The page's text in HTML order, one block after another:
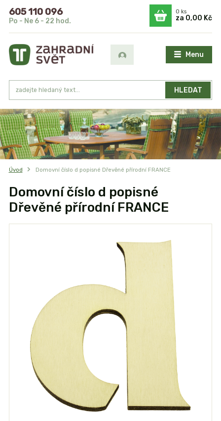
Menu
HLEDAT
605 110 096
Po - Ne 6 - 22 hod.
0ks
za 0,00 Kč
Úvod Domovní číslo d popisné Dřevěné přírodní FRANCE
Domovní číslo d popisné
Dřevěné přírodní FRANCE